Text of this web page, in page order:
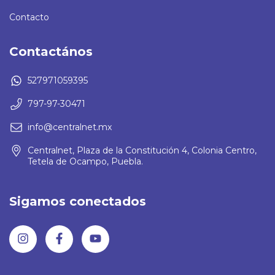
Contacto
Contactános
527971059395
797-97-30471
info@centralnet.mx
Centralnet, Plaza de la Constitución 4, Colonia Centro,
Tetela de Ocampo, Puebla.
Sigamos conectados